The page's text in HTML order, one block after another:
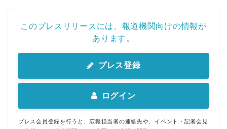
このプレスリリースには、報道機関向けの情報が
あります。
プレス登録
ログイン
プレス会員登録を行うと、広報担当者の連絡先や、イベント・記者会見